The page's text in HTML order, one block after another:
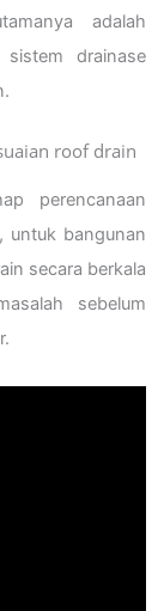
adalah
drainase
roof drain
perencanaan
untuk bangunan
secara berkala
sebelum